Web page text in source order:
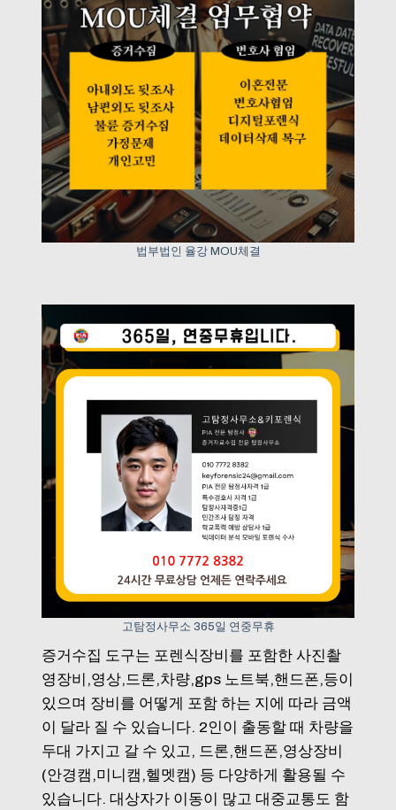
법부법인 율강 MOU체결
고탐정사무소 365일 연중무휴
증거수집 도구는 포렌식장비를 포함한 사진촬
영장비,영상,드론,차량,gps 노트북,핸드폰,등이
있으며 장비를 어떻게 포함 하는 지에 따라 금액
이 달라 질 수 있습니다. 2인이 출동할 때 차량을
두대 가지고 갈 수 있고, 드론,핸드폰,영상장비
(안경캠,미니캠,헬멧캠) 등 다양하게 활용될 수
있습니다. 대상자가 이동이 많고 대중교통도 함